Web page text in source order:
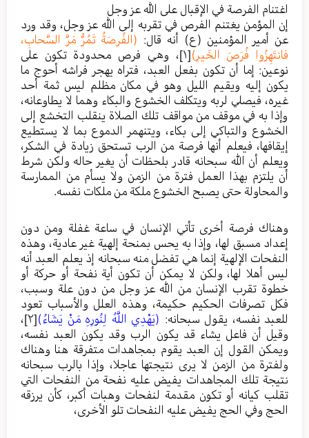
اغتنام الفرصة في الإقبال على الله عز وجل
إن المؤمن يغتنم الفرص في تقربه إلى الله عز وجل، وقد ورد
عن أمير المؤمنين (ع) أنه قال: (الفُرصَةُ تَمُرُّ مَرَّ السَّحابِ،
فانتَهِزُوا فُرَصَ الخَيرِ)[١] ، وهي فرص محدودة تكون على
نوعين: إما أن تكون بفعل العبد، فتراه يهجر فراشه أحوج ما
يكون إليه ويقيم الليل وهو في مكان مظلم ليس ثمة أحد
غيره، فيصلي لربه ويتكلف الخشوع والبكاء وهما لا يطاوعانه،
وإذا به في موقف من مواقف تلك الصلاة ينقلب التخشع إلى
الخشوع والتباكي إلى بكاء، ويتنهمر الدموع بما لا يستطيع
إيقافها، فيعلم أنها فرصة من الرب تستحق زيادة في الشكر،
ويعلم أن الله سبحانه قادر بلحظات أن يغير حاله ولكن شرط
أن يلتزم بهذا العمل فترة من الزمن ولا يسأم من الممارسة
والمحاولة حتى يصبح الخشوع ملكة من ملكات نفسه.
وهناك فرصة أخرى تأتي الإنسان في ساعة غفلة ومن دون
إعداد مسبق لها، وإذا به يحس بمنحة إلهية غير عادية، وهذه
النفحات الإلهية إنما هي تفضل منه سبحانه إذ يعلم العبد أنه
ليس أهلا لها، ولكن لا يمكن أن تكون أية نفحة أو حركة أو
خطوة تقرب الإنسان من الله عز وجل من دون علة وسبب،
فكل تصرفات الحكيم حكيمة، وهذه العلل والأسباب تعود
للعبد نفسه، يقول سبحانه: (يَهْدِي اللَّهُ لِنُورِهِ مَنْ يَشَاءُ)[٢]
،
وقيل أن فاعل يشاء قد يكون الرب وقد يكون العبد نفسه،
ويمكن القول إن العبد يقوم بمجاهدات متفرقة هنا وهناك
ولفترة من الزمن لا يرى نتيجتها عاجلا، وإذا بالرب سبحانه
نتيجة تلك المجاهدات يفيض عليه نفحة من النفحات التي
تقلب كيانه أو تكون مقدمة لنفحات وهبات أكبر، كأن يرزقه
الحج وفي الحج يفيض عليه النفحات تلو الأخرى،